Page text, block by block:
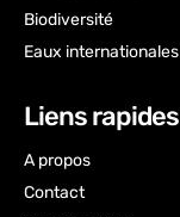
Biodiversité
Eaux internationales
Liens rapides
A propos
Contact